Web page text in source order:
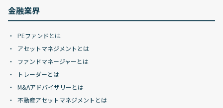
金融業界
PEファンドとは
アセットマネジメントとは
ファンドマネージャーとは
トレーダーとは
M&Aアドバイザリーとは
不動産アセットマネジメントとは